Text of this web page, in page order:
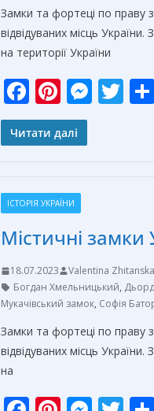
Замки та фортеці по праву
відвідуваних місць
на території України
F
ac
e
o
o
k
Pi
nt
er
st
M
er
T
Читати далі
ІСТОРІЯ УКРАЇНИ
Містичні
18.07.2023 Valentina
Богдан Хмельницький,
Мукачівський замок, Софія
Замки та фортеці по праву
відвідуваних місць
на